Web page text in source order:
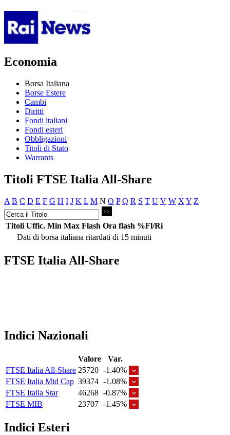
Economia
Borsa Italiana
Borse Estere
Cambi
Diritti
Fondi italiani
Fondi esteri
Obbligazioni
Titoli di Stato
Warrants
Titoli FTSE Italia All-Share
A B C D E F G H I J K L M N O P Q R S T U V W X Y Z
Titoli Uffic. Min Max Flash Ora flash %Fl/Ri
Dati di borsa italiana ritardati di 15 minuti
FTSE Italia All-Share
Indici Nazionali
Valore
Var.
FTSE Italia All-Share 25720 -1.40%
FTSE Italia Mid Cap 39374 -1.08%
FTSE Italia Star
46268 -0.87%
FTSE MIB
23707 -1.45%
Indici Esteri